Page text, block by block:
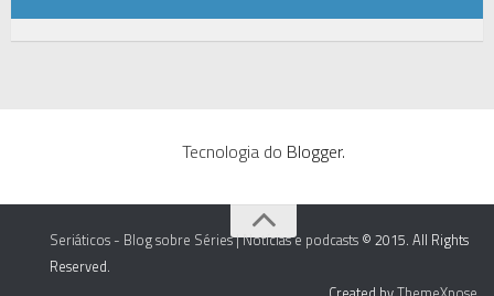
Tecnologia do Blogger.
Seriáticos - Blog sobre Séries | Notícias e podcasts © 2015. All Rights
Reserved.